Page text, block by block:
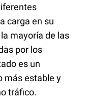
carga en su
mayoría de las
por los
es un
más estable y
tráfico.